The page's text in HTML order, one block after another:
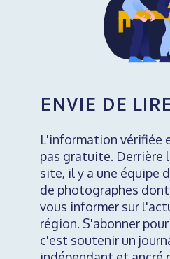
ENVIE DE
L'information vérifiée
pas gratuite. Derrière
site, il y a une équipe
de photographes
vous informer sur
région. S'abonner
c'est soutenir un